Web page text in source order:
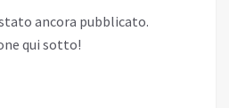
ancora pubblicato.
qui sotto!